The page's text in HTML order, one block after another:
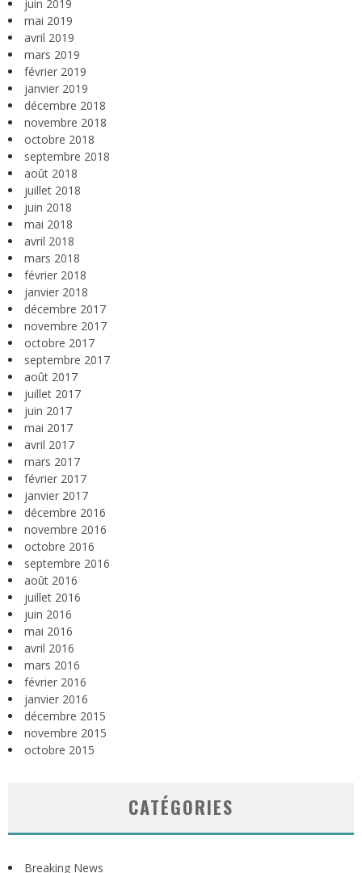
juin 2019
mai 2019
avril 2019
mars 2019
février 2019
janvier 2019
décembre 2018
novembre 2018
octobre 2018
septembre 2018
août 2018
juillet 2018
juin 2018
mai 2018
avril 2018
mars 2018
février 2018
janvier 2018
décembre 2017
novembre 2017
octobre 2017
septembre 2017
août 2017
juillet 2017
juin 2017
mai 2017
avril 2017
mars 2017
février 2017
janvier 2017
décembre 2016
novembre 2016
octobre 2016
septembre 2016
août 2016
juillet 2016
juin 2016
mai 2016
avril 2016
mars 2016
février 2016
janvier 2016
décembre 2015
novembre 2015
octobre 2015
CATÉGORIES
Breaking News